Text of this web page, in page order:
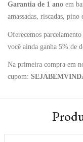
Garantia de 1 ano em
amassadas, riscadas,
Oferecemos
você ainda ganha 5% de
Na primeira compra em
cupom: